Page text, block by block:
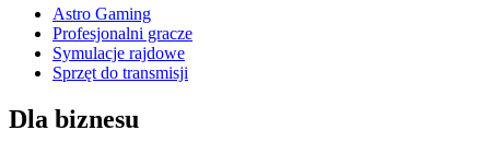
Astro Gaming
Profesjonalni gracze
Symulacje rajdowe
Sprzęt do transmisji
Dla biznesu